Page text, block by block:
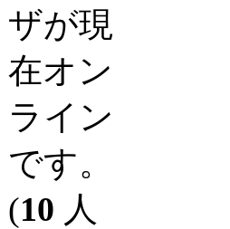
ザが現
在オン
ライン
です。
(10 人